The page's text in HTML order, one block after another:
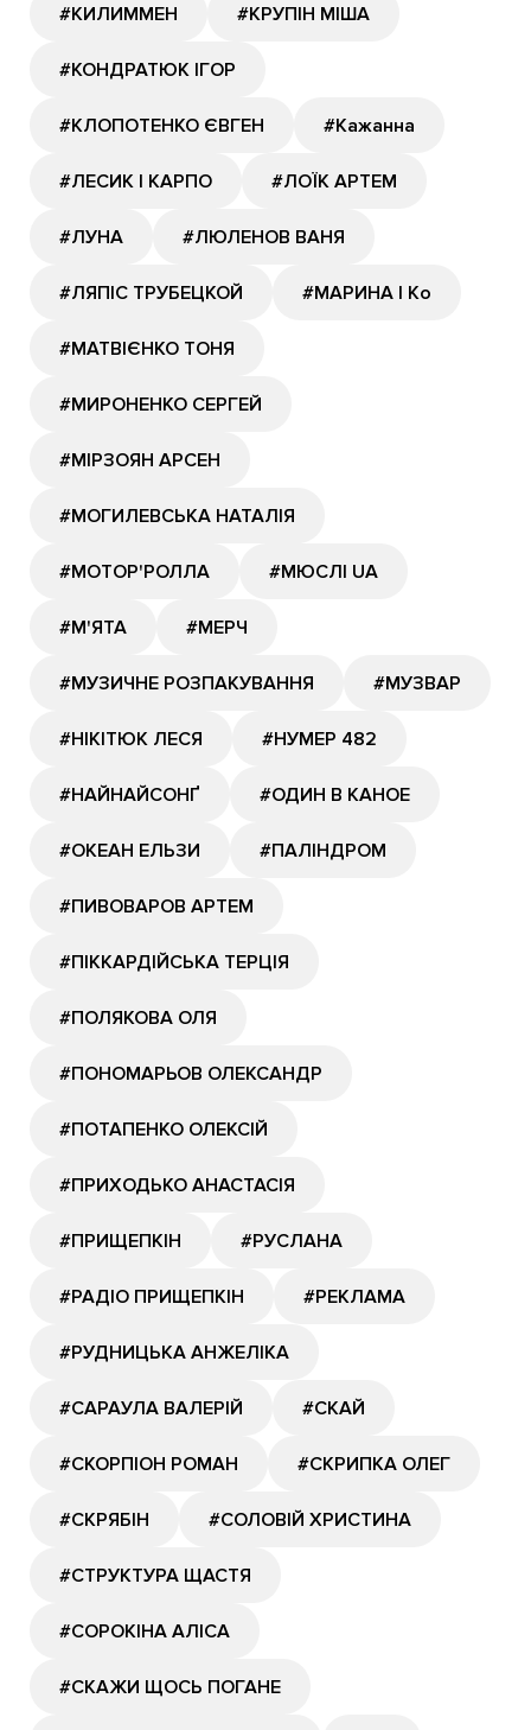
#КИЛИММЕН #КРУПІН МІША
#КОНДРАТЮК ІГОР
#КЛОПОТЕНКО ЄВГЕН #Кажанна
#ЛЕСИК І КАРПО #ЛОЇК АРТЕМ
#ЛУНА #ЛЮЛЕНОВ ВАНЯ
#ЛЯПІС ТРУБЕЦКОЙ #МАРИНА І Ко
#МАТВІЄНКО ТОНЯ
#МИРОНЕНКО СЕРГЕЙ
#МІРЗОЯН АРСЕН
#МОГИЛЕВСЬКА НАТАЛІЯ
#МОТОР'РОЛЛА #МЮСЛІ UA
#М'ЯТА #МЕРЧ
#МУЗИЧНЕ РОЗПАКУВАННЯ #МУЗВАР
#НІКІТЮК ЛЕСЯ #НУМЕР 482
#НАЙНАЙСОНҐ #ОДИН В КАНОЕ
#ОКЕАН ЕЛЬЗИ #ПАЛІНДРОМ
#ПИВОВАРОВ АРТЕМ
#ПІККАРДІЙСЬКА ТЕРЦІЯ
#ПОЛЯКОВА ОЛЯ
#ПОНОМАРЬОВ ОЛЕКСАНДР
#ПОТАПЕНКО ОЛЕКСІЙ
#ПРИХОДЬКО АНАСТАСІЯ
#ПРИЩЕПКІН #РУСЛАНА
#РАДІО ПРИЩЕПКІН #РЕКЛАМА
#РУДНИЦЬКА АНЖЕЛІКА
#САРАУЛА ВАЛЕРІЙ #СКАЙ
#СКОРПІОН РОМАН #СКРИПКА ОЛЕГ
#СКРЯБІН #СОЛОВІЙ ХРИСТИНА
#СТРУКТУРА ЩАСТЯ
#СОРОКІНА АЛІСА
#СКАЖИ ЩОСЬ ПОГАНЕ